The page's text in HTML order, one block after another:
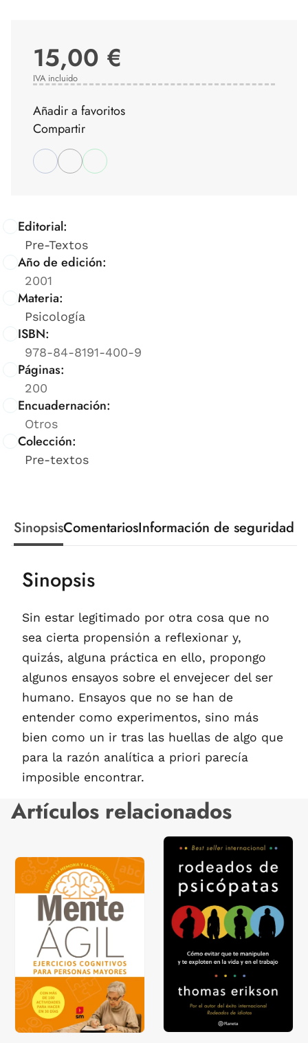
Editorial:
Pre-Textos
Año de edición:
2001
Materia:
Psicología
ISBN:
978-84-8191-400-9
Páginas:
200
Encuadernación:
Otros
Colección:
Pre-textos
15,00 €
IVA incluido
Añadir a favoritos
Compartir
SinopsisComentariosInformación de seguridad
Sinopsis
Sin estar legitimado por otra cosa que no
sea cierta propensión a reflexionar y,
quizás, alguna práctica en ello, propongo
algunos ensayos sobre el envejecer del ser
humano. Ensayos que no se han de
entender como experimentos, sino más
bien como un ir tras las huellas de algo que
para la razón analítica a priori parecía
imposible encontrar.
Artículos relacionados